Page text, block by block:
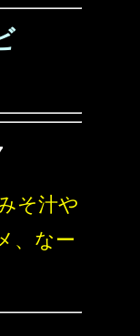
そ汁や
、なー